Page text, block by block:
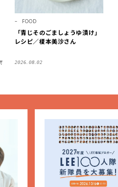
FOOD
「青じそのごましょうゆ漬け」
レシピ／榎本美沙さん
2026.08.02